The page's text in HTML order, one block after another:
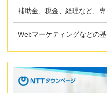
補助金、税金、経理など、
Webマーケティングなどの